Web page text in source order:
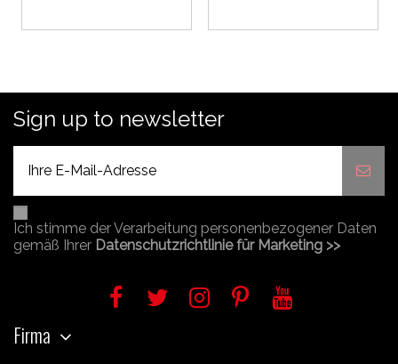
Sign up to newsletter
Ich stimme der Verarbeitung personenbezogener Daten
gemäß Ihrer Datenschutzrichtlinie für Marketing >>
Firma